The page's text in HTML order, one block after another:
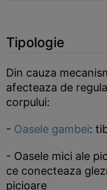
Tipologie
Din cauza
afecteaza de
corpului:
- Oasele gambei:
- Oasele mici ale
ce conecteaza
picioare